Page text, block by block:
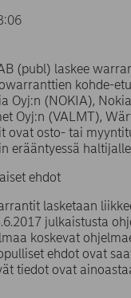
(publ) laskee
kohde-
Oyj:n (NOKIA),
Oyj:n (VALMT),
ovat osto- tai
erääntyessä
ehdot
lasketaan
julkaistusta
koskevat
ehdot ovat
tiedot ovat